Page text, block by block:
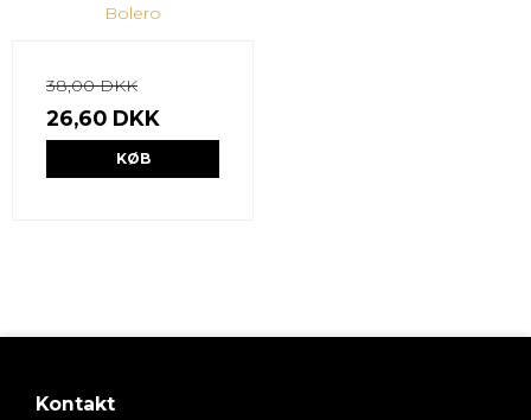
Bolero
38,00 DKK
26,60 DKK
KØB
Kontakt